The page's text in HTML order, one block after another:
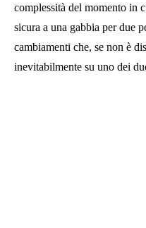
complessità del momento in
sicura a una gabbia per due
cambiamenti che, se non è
inevitabilmente su uno dei